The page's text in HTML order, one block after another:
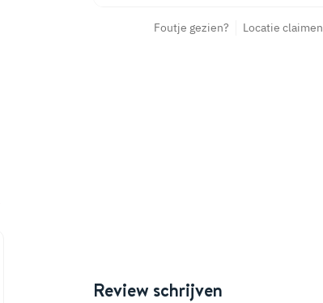
Foutje gezien? Locatie claimen
Review schrijven